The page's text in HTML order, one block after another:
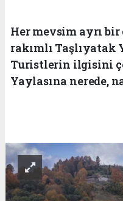
Her mevsim ayrı
rakımlı Taşlıyatak
Turistlerin ilgisini
Yaylasına nerede,